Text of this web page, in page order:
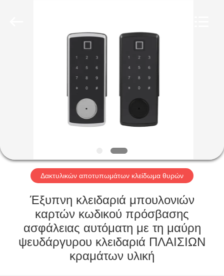
ΓΎΡΟΣ
ΕΡΓΟΣΤΑΣΊΩΝ
ΠΟΙΟΤΙΚΌΣ
ΈΛΕΓΧΟΣ
Δακτυλικών αποτυπωμάτων κλείδωμα θυρών
Έξυπνη κλειδαριά μπουλονιών
καρτών κωδικού πρόσβασης
ασφάλειας αυτόματη με τη μαύρη
ψευδάργυρου κλειδαριά ΠΛΑΙΣΙΩΝ
κραμάτων υλική